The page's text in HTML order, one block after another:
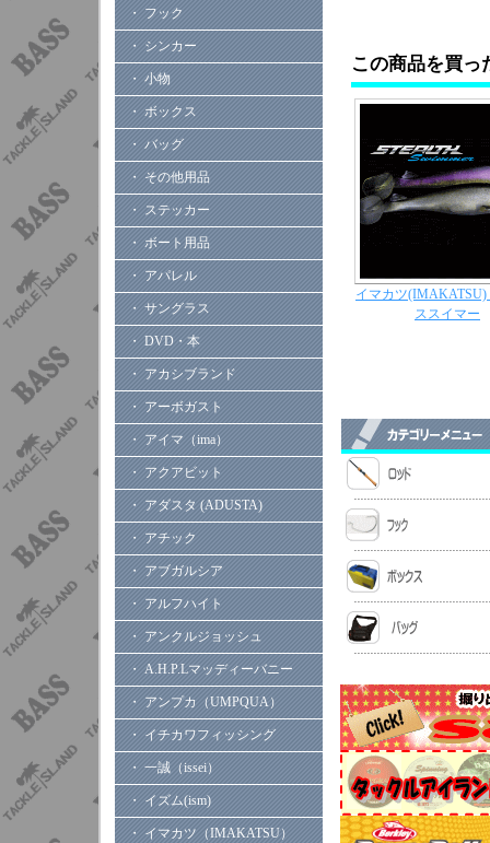
・ フック
・ シンカー
・ 小物
・ ボックス
・ バッグ
・ その他用品
・ ステッカー
・ ボート用品
・ アパレル
・ サングラス
・ DVD・本
・ アカシブランド
・ アーボガスト
・ アイマ（ima）
・ アクアビット
・ アダスタ (ADUSTA)
・ アチック
・ アブガルシア
・ アルフハイト
・ アンクルジョッシュ
・ A.H.P.Lマッディーバニー
・ アンプカ（UMPQUA）
・ イチカワフィッシング
・ 一誠（issei）
・ イズム(ism)
・ イマカツ（IMAKATSU）
この商品を買っ
イマカツ
ススイマー